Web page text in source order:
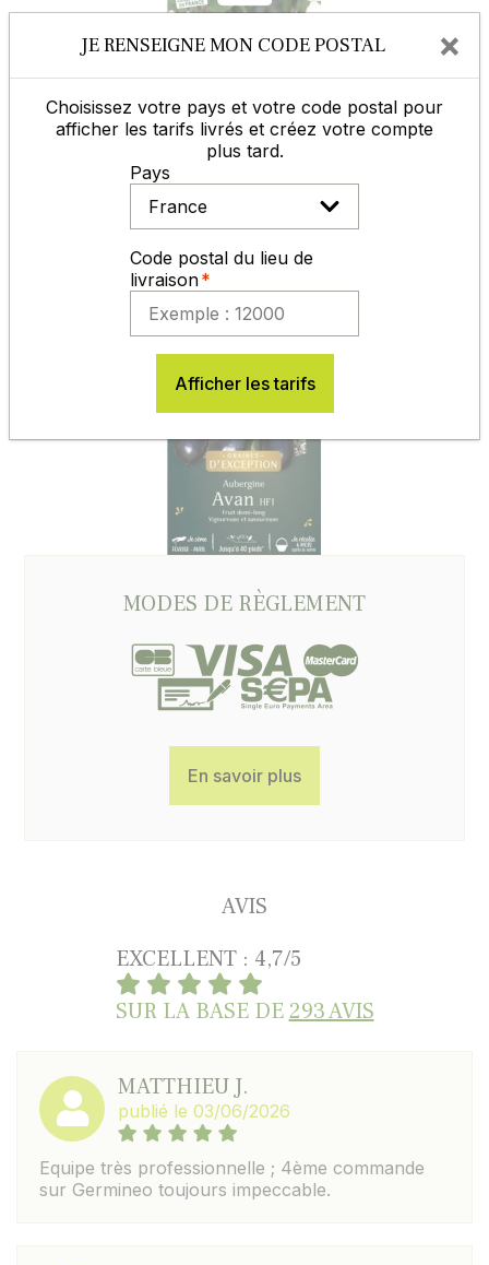
Aubergine AVAN HF1 - VILMORIN
MODES DE RÈGLEMENT
En savoir plus
AVIS
EXCELLENT : 4,7/5
SUR LA BASE DE293 AVIS
MATTHIEU J.
publié le 03/06/2026
Equipe très professionnelle ; 4ème commande
sur Germineo toujours impeccable.
JE RENSEIGNE MON CODE POSTAL ×
Choisissez votre pays et votre code postal pour
afficher les tarifs livrés et créez votre compte
plus tard.
Pays
Code postal du lieu de
livraison
Afficher les tarifs